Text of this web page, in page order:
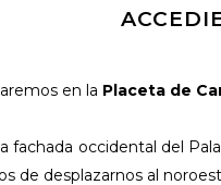
en la Placeta de
fachada occidental del
de desplazarnos al